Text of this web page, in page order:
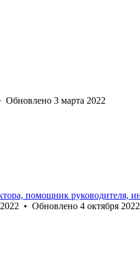
Обновлено 3 марта 2022
помощник руководителя,
• Обновлено 4 октября 2022